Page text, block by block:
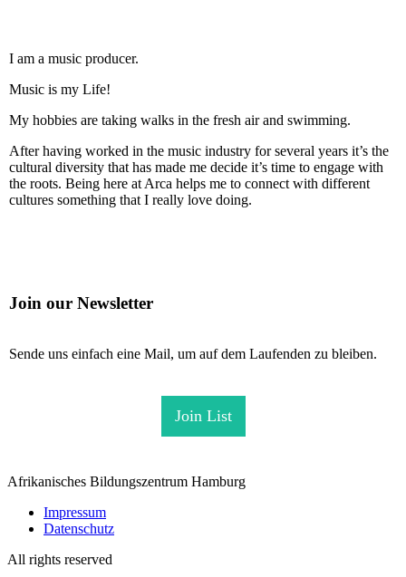
I am a music producer.
Music is my Life!
My hobbies are taking walks in the fresh air and swimming.
After having worked in the music industry for several years it’s the
cultural diversity that has made me decide it’s time to engage with
the roots. Being here at Arca helps me to connect with different
cultures something that I really love doing.
Join our Newsletter
Sende uns einfach eine Mail, um auf dem Laufenden zu bleiben.
Join List
Afrikanisches Bildungszentrum Hamburg
Impressum
Datenschutz
All rights reserved